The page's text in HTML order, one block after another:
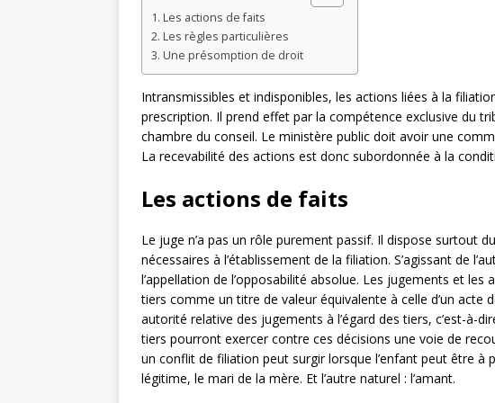
Les actions de faits
Les règles particulières
Une présomption de droit
Intransmissibles et indisponibles, les actions liées à la
prescription. Il prend effet par la compétence exclusive du
chambre du conseil. Le ministère public doit avoir une
La recevabilité des actions est donc subordonnée à la
Les actions de faits
Le juge n’a pas un rôle purement passif. Il dispose surtout
nécessaires à l’établissement de la filiation. S’agissant de
l’appellation de l’opposabilité absolue. Les jugements et
tiers comme un titre de valeur équivalente à celle d’un acte
autorité relative des jugements à l’égard des tiers, c’est-à-
tiers pourront exercer contre ces décisions une voie de
un conflit de filiation peut surgir lorsque l’enfant peut être à
légitime, le mari de la mère. Et l’autre naturel : l’amant.